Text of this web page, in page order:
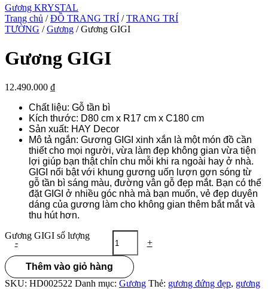
Gương KRYSTAL
Trang chủ /ĐỒ TRANG TRÍ /TRANG TRÍ
TƯỜNG /Gương / Gương GIGI
Gương GIGI
12.490.000 ₫
Chất liệu: Gỗ tần bì
Kích thước: D80 cm x R17 cm x C180 cm
Sản xuất: HAY Decor
Mô tả ngắn: Gương GIGI xinh xắn là một món đồ cần
thiết cho mọi người, vừa làm đẹp không gian vừa tiện
lợi giúp bạn thật chỉn chu mỗi khi ra ngoài hay ở nhà.
GIGI nổi bật với khung gương uốn lượn gợn sóng từ
gỗ tần bì sáng màu, đường vân gỗ đẹp mắt. Bạn có thể
đặt GIGI ở nhiều góc nhà mà bạn muốn, vẻ đẹp duyên
dáng của gương làm cho không gian thêm bắt mắt và
thu hút hơn.
-
Gương GIGI số lượng
+
Thêm vào giỏ hàng
SKU: HD002522 Danh mục: Gương Thẻ: gương đứng đẹp, gương